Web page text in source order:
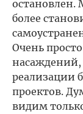
остановлен.
более
Очень
насаждений,
реализации
проектов.
видим